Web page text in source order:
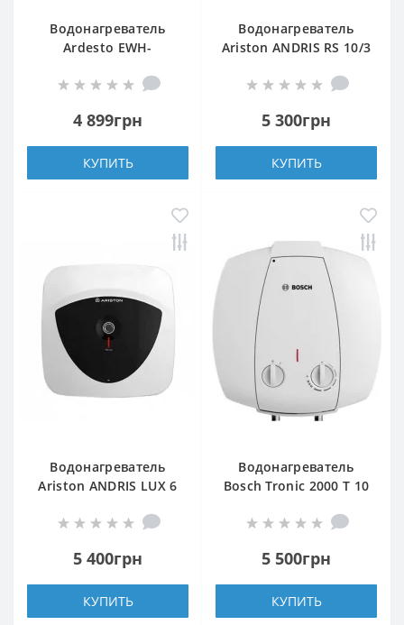
Водонагреватель
Ardesto EWH-
4 899грн
КУПИТЬ
Водонагреватель
Ariston ANDRIS RS 10/3
5 300грн
КУПИТЬ
Водонагреватель
Ariston ANDRIS LUX 6
5 400грн
КУПИТЬ
Водонагреватель
Bosch Tronic 2000 T 10
5 500грн
КУПИТЬ